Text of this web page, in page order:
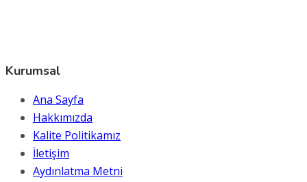
Kurumsal
Ana Sayfa
Hakkımızda
Kalite Politikamız
İletişim
Aydınlatma Metni